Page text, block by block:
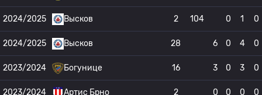
2024/2025 Высков 2 104 0 1 0
2024/2025 Высков 28 6 0 4 0
2023/2024 Богунице 16 3 0 3 0
2023/2024 Артис Брно 2 0 0 0 0